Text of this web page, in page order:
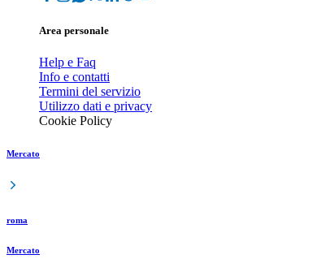
Area personale
Help e Faq
Info e contatti
Termini del servizio
Utilizzo dati e privacy
Cookie Policy
Mercato
roma
Mercato